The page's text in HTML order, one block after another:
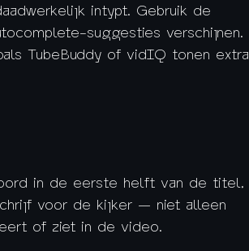
intypt. Gebruik de
suggesties verschijnen.
TubeBuddy of vidIQ tonen extra
in de eerste helft van de titel,
voor de kijker — niet alleen
of ziet in de video.